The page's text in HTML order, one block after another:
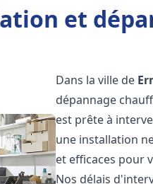
et
Dans la ville de
dépannage
est prête à
une installation
et efficaces pour
Nos délais